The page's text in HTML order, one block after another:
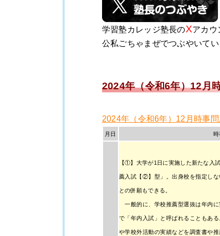
学習塾カレッジ塾長のXアカウ
公私ごちゃまぜでつぶやいて
2024年（令和6年）12月
2024年（令和6年）12月時事問
月日 時
【①】大学が1日に実施した新たな入
薦入試【②】型」。出身校を指定し
との併願もできる。
一般的に、学校推薦型選抜は年内
で「年内入試」と呼ばれることもあ
や学校外活動の実績などを調査書や